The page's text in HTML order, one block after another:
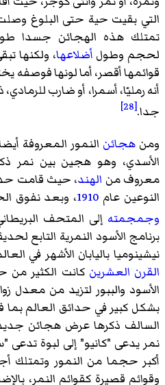
التي بقيت حية حتى البلوغ
تمتلك هذه الهجائن جسدا
لحجم وطول أضلاعها، ولكنها
قوائمها أقصر، أما لونها فوصفه
أنه رمليّا، أسمرا، أو ضارب
جدا.[28]
ومنهجائن النمور المعروفة
الأسدي، وهو هجين بين نمر
معروف من الهند، حيث قامت
النوعين عام 1910، وبعد نفوق
وجمجمته إلى المتحف
برنامج الأسود النمرية التابع
نيشينوميا باليابان الأشهر في
القرن العشرين كانت الكثير من
الأسود والببور لتزيد من معدل
بشكل كبير في حدائق العالم بما
السالف ذكرها عرض هجائن
نمر يدعى "كانيو" إلى لبوة تدعى
أكبر حجما من النمور وتمتلك
وقوائم قصيرة كقوائم النمر،